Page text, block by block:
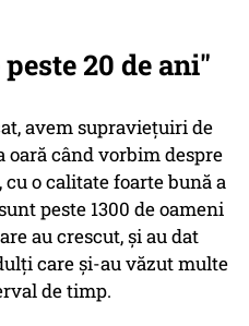
20 de ani"
avem supraviețuiri de
oară când vorbim despre
o calitate foarte bună a
peste 1300 de oameni
au crescut, și au dat
care și-au văzut multe
de timp.